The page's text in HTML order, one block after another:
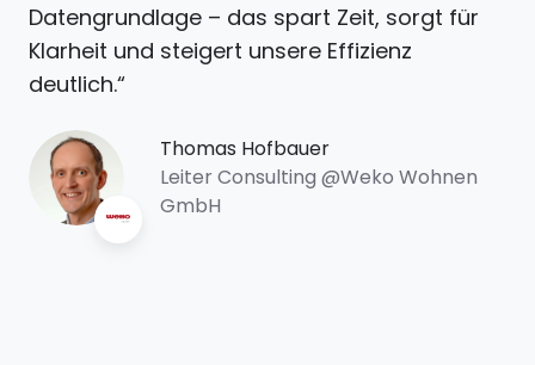
Datengrundlage – das spart Zeit, sorgt für
Klarheit und steigert unsere Effizienz
deutlich.“
Thomas Hofbauer
Leiter Consulting @Weko Wohnen
GmbH